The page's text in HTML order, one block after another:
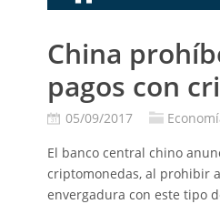
China
pagos con
05/09/2017
El banco central chino
criptomonedas, al prohibir
envergadura con este tipo